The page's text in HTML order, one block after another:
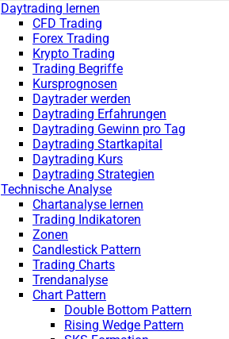
Daytrading lernen
CFD Trading
Forex Trading
Krypto Trading
Trading Begriffe
Kursprognosen
Daytrader werden
Daytrading Erfahrungen
Daytrading Gewinn pro Tag
Daytrading Startkapital
Daytrading Kurs
Daytrading Strategien
Technische Analyse
Chartanalyse lernen
Trading Indikatoren
Zonen
Candlestick Pattern
Trading Charts
Trendanalyse
Chart Pattern
Double Bottom Pattern
Rising Wedge Pattern